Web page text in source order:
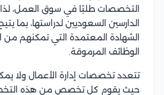
التخصصات طلبًا في سوق العمل، لذا
الدارسين السعوديين لدراستها، بما
الشهادة المعتمدة التي تمكنهم
الوظائف المرموقة.
تتعدد تخصصات إدارة الأعمال ولا
حيث يقوم كل تخصص من هذه